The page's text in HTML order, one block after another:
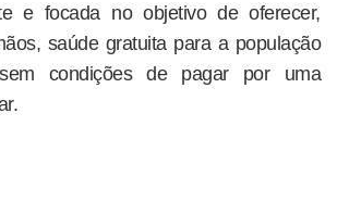
e focada no objetivo de oferecer,
saúde gratuita para a população
condições de pagar por uma